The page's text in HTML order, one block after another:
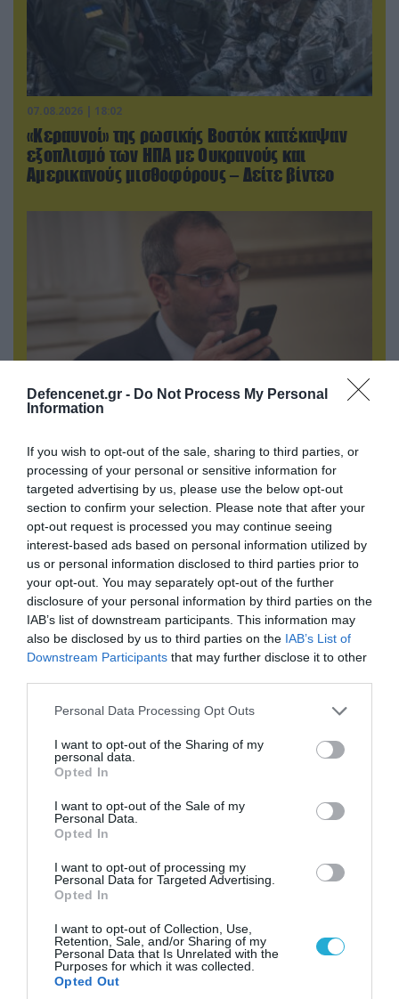
Defencenet.gr - Do Not Process My Personal
Information
If you wish to opt-out of the sale, sharing to third parties, or
processing of your personal or sensitive information for
targeted advertising by us, please use the below opt-out
section to confirm your selection. Please note that after your
opt-out request is processed you may continue seeing
interest-based ads based on personal information utilized by
us or personal information disclosed to third parties prior to
your opt-out. You may separately opt-out of the further
disclosure of your personal information by third parties on the
IAB’s list of downstream participants. This information may
also be disclosed by us to third parties on the IAB’s List of
Downstream Participants that may further disclose it to other
Please note that this website/app uses one or more Google
not limited to your visit or usage behaviour. You may click to
grant or deny consent to Google and its third-party tags to
use your data for below specified purposes in below Google
consent section.
Personal Data Processing Opt Outs
I want to opt-out of the Sharing of my
personal data.
Opted In
I want to opt-out of the Sale of my
Personal Data.
Opted In
I want to opt-out of processing my
Personal Data for Targeted Advertising.
Opted In
I want to opt-out of Collection, Use,
Retention, Sale, and/or Sharing of my
Personal Data that Is Unrelated with the
Purposes for which it was collected.
Opted Out
07.08.2026 | 18:02
«Κεραυνοί» της ρωσικής Βοστόκ κατέκαψαν
εξοπλισμό των ΗΠΑ με Ουκρανούς και
Αμερικανούς μισθοφόρους – Δείτε βίντεο
Ο Γιάννης Αλαφούζος «τέλειωσε» τον
Κωνσταντίνο Ζούλα από τον ΣΚΑΪ – Ο λόγος της
απομάκρυνσής του
07.08.2026 | 19:02
Απετράπη το εγχείρημα Ουκρανών για
μετά της προσπάθειάς τους (βίντεο)